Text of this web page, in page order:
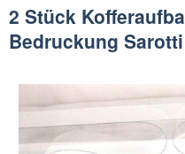
2 Stück
Bedruckung Sarotti